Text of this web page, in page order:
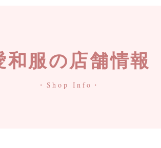
和服の店舗情報
・Shop Info・